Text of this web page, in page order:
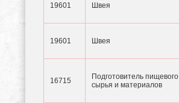
19601 Швея
19601 Швея
16715
Подготовитель пищевого
сырья и материалов